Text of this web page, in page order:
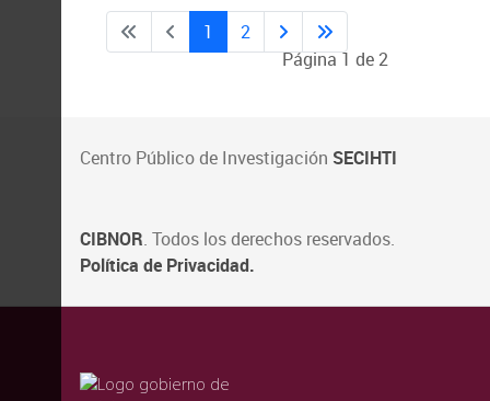
Página 1 de 2
1 2
Centro Público de Investigación SECIHTI
CIBNOR. Todos los derechos reservados.
Política de Privacidad.